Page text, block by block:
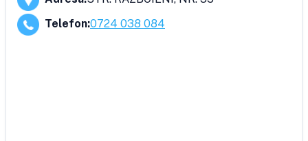
Telefon:0724 038 084